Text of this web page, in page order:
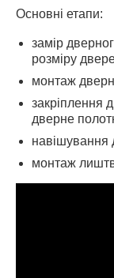
Основні етапи:
замір
розміру
монтаж
закріплення
дверне
навішування
монтаж